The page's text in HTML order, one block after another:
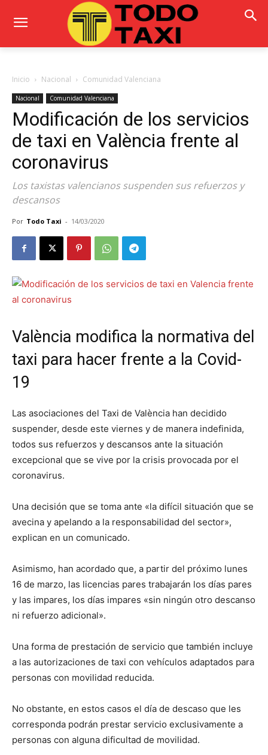
Inicio Nacional Comunidad Valenciana
Nacional Comunidad Valenciana
Modificación de los servicios
de taxi en València frente al
coronavirus
Los taxistas valencianos suspenden sus refuerzos y
descansos
Por Todo Taxi - 14/03/2020
València modifica la normativa del
taxi para hacer frente a la Covid-
19
Las asociaciones del Taxi de València han decidido
suspender, desde este viernes y de manera indefinida,
todos sus refuerzos y descansos ante la situación
excepcional que se vive por la crisis provocada por el
coronavirus.
Una decisión que se toma ante «la difícil situación que se
avecina y apelando a la responsabilidad del sector»,
explican en un comunicado.
Asimismo, han acordado que, a partir del próximo lunes
16 de marzo, las licencias pares trabajarán los días pares
y las impares, los días impares «sin ningún otro descanso
ni refuerzo adicional».
Una forma de prestación de servicio que también incluye
a las autorizaciones de taxi con vehículos adaptados para
personas con movilidad reducida.
No obstante, en estos casos el día de descaso que les
corresponda podrán prestar servicio exclusivamente a
personas con alguna dificultad de movilidad.